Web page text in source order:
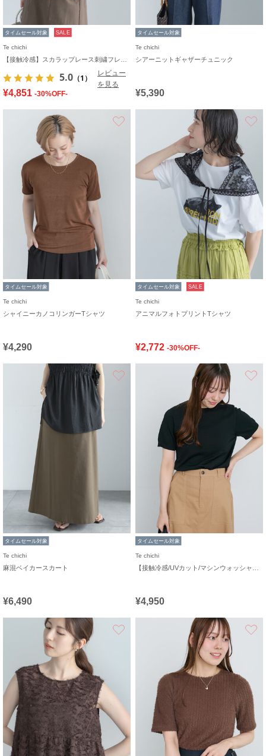
タイムセール対象 SALE
Te chichi
5.0 （1）
レビュー
を見る
¥4,851 -30%OFF-
タイムセール対象
Te chichi
シアーニットギャザーチュニック
¥5,390
タイムセール対象
Te chichi
シャイニーカノコリンガーTシャツ
¥4,290
タイムセール対象 SALE
Te chichi
アニマルフォトプリントTシャツ
¥2,772 -30%OFF-
タイムセール対象
Te chichi
麻混ベイカースカート
¥6,490
タイムセール対象
Te chichi
¥4,950